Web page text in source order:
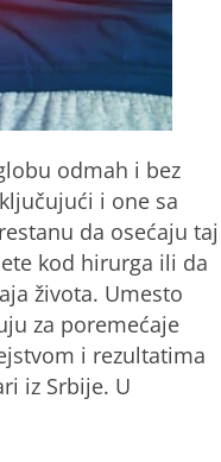
odmah i bez
i one sa
da osećaju taj
kod hirurga ili da
života. Umesto
za poremećaje
i rezultatima
iz Srbije. U